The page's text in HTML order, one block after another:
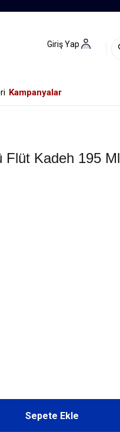
Giriş Yap
Kampanyalar
Kadeh 195 Ml